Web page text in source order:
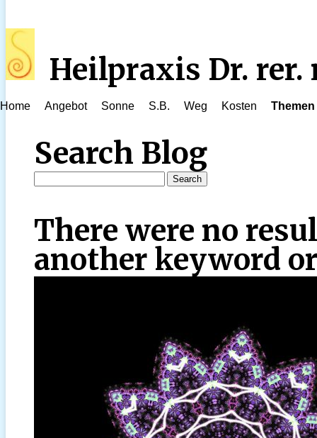
Heilpraxis Dr. rer.
Home Angebot Sonne S.B. Weg Kosten Themen
Search Blog
There were no
another keyword